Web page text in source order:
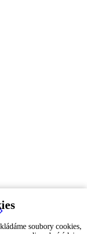
soubory cookies,